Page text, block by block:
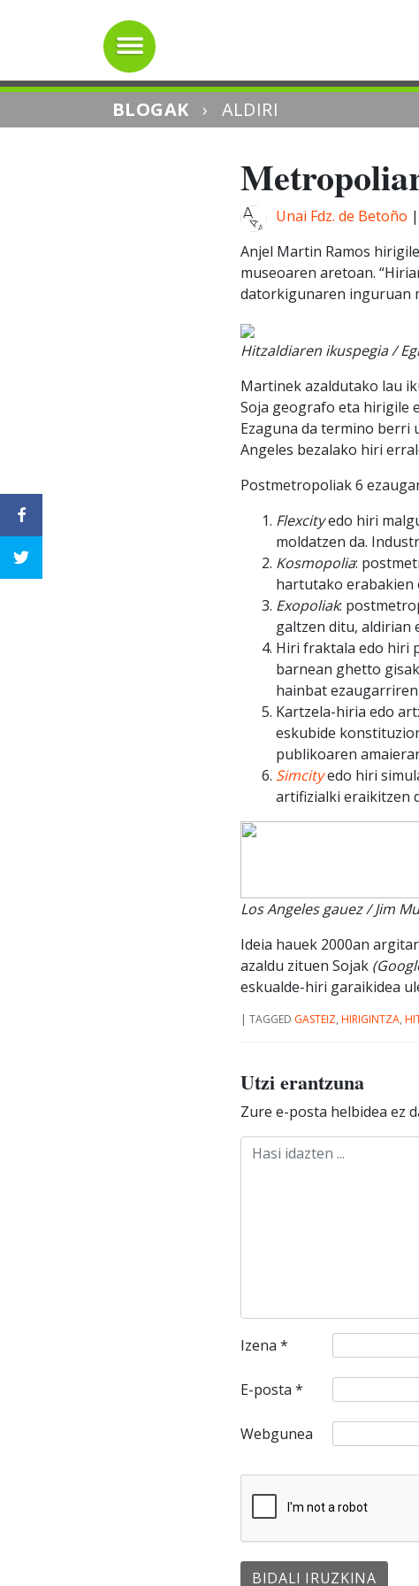
BLOGAK › ALDIRI
Unai Fdz. de Betoño |
Anjel Martin Ramos
museoaren aretoan.
datorkigunaren inguruan
Hitzaldiaren ikuspegia /
Martinek azaldutako lau
Soja geografo eta hirigile
Ezaguna da termino
Angeles bezalako hiri
Postmetropoliak 6
Flexcityedo hiri
moldatzen da.
Kosmopolia:
hartutako erabakien
Exopoliak:
galtzen ditu, aldirian
Hiri fraktala edo hiri
barnean ghetto
hainbat
Kartzela-hiria edo
eskubide
publikoaren
Simcityedo hiri
artifizialki eraikitzen
Los Angeles gauez / Jim
Ideia hauek 2000an
azaldu zituen Sojak
eskualde-hiri garaikidea
| TAGGED GASTEIZ, HIRIGINTZA,
Utzi erantzuna
Zure e-posta helbidea ez
Izena *
E-posta *
Webgunea